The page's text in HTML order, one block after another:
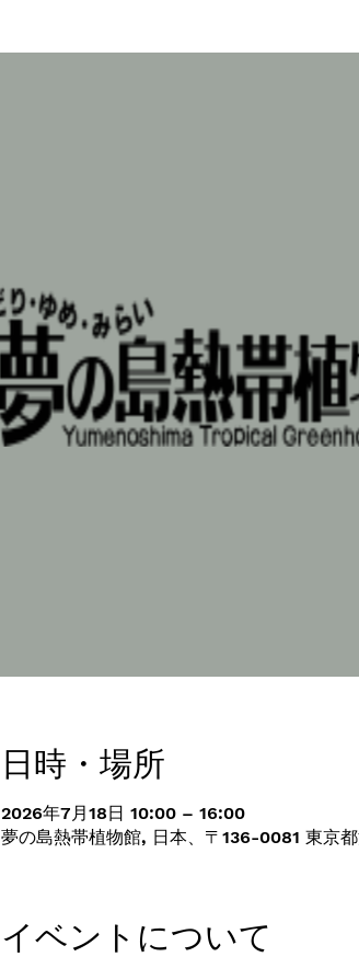
日時・場所
2026年7月18日 10:00 – 16:00
夢の島熱帯植物館, 日本、〒136-0081 東京
イベントについて